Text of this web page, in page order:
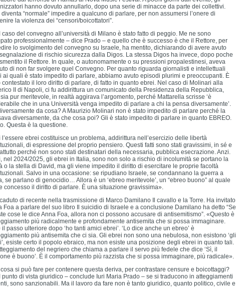
hanno dovuto annullarlo, dopo una serie di minacce da parte dei collettivi.
“normale” impedire a qualcuno di parlare, per non assumersi l’onere di
la violenza dei “censori/boicottatori”.
caso del convegno all’università di Milano è stato fatto di peggio. Me ne sono
professionalmente – dice Prado – e quello che è successo è che il Rettore, per
lo svolgimento del convegno su Israele, ha mentito, dichiarando di avere avuto
di rischio sicurezza dalla Digos. La stessa Digos ha invece, dopo poche
il Rettore. In quale, o autonomamente o su pressioni propalestinesi, aveva
di non far svolgere quel Convegno. Per quanto riguarda giornalisti e intellettuali
ai quali è stato impedito di parlare, abbiamo avuto episodi plurimi e preoccupanti. È
contestato il loro diritto di parlare, di fatto in quanto ebrei. Nel caso di Molinari alla
II di Napoli, ci fu addirittura un comunicato della Presidenza della Repubblica,
pur meritevole, in realtà aggirava l’argomento, perché Mattarella scrisse ‘è
che in una Università venga impedito di parlare a chi la pensa diversamente’.
da cosa? A Maurizio Molinari non è stato impedito di parlare perché la
diversamente, da che cosa poi? Gli è stato impedito di parlare in quanto EBREO.
Questa è la questione.
l’essere ebrei costituisce un problema, addirittura nell’esercizio delle libertà
di espressione del proprio pensiero. Questi fatti sono stati gravissimi, in sé e
perché non sono stati destinatari della necessaria, pubblica esecrazione. Anzi.
nel 2024/2025, gli ebrei in Italia, sono non solo a rischio di incolumità se portano la
o la stella di David, ma gli viene impedito il diritto di esercitare le proprie facoltà
Salvo in una occasione: se ripudiano Israele, se condannano la guerra a
se parlano di genocidio… Allora è un ‘ebreo meritevole’, un “ebreo buono” al quale
concesso il diritto di parlare. È una situazione gravissima».
di recente nella trasmissione di Marco Damilano Il cavallo e la Torre. Ha invitato
Foa a parlare del suo libro Il suicidio di Israele e a conclusione Damilano ha detto “Se
cose le dice Anna Foa, allora non ci possono accusare di antisemitismo”. «Questo è
più radicalmente e profondamente antisemita che si possa immaginare.
il passo ulteriore dopo ‘ho tanti amici ebrei’. ‘Lo dice anche un ebreo’ è
più antisemita che ci sia. Gli ebrei non sono una nebulosa, non esistono ‘gli
esiste certo il popolo ebraico, ma non esiste una posizione degli ebrei in quanto tali.
del negriero che chiama a parlare il servo più fedele che dice ‘Sì, il
è buono’. È il comportamento più razzista che si possa immaginare, più radicale».
si può fare per contenere questa deriva, per contrastare censure e boicottaggi?
punto di vista giuridico – conclude Iuri Maria Prado – se si traducono in atteggiamenti
sono sanzionabili. Ma il lavoro da fare non è tanto giuridico, quanto politico, civile e